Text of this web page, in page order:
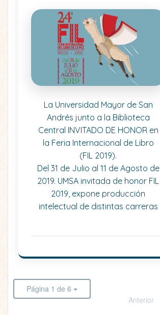
La Universidad Mayor de San
Andrés junto a la Biblioteca
Central INVITADO DE HONOR en
la Feria Internacional de Libro
(FIL 2019).
Del 31 de Julio al 11 de Agosto de
2019. UMSA invitada de honor FIL
2019, expone producción
intelectual de distintas carreras
Página 1 de 6
Anterior